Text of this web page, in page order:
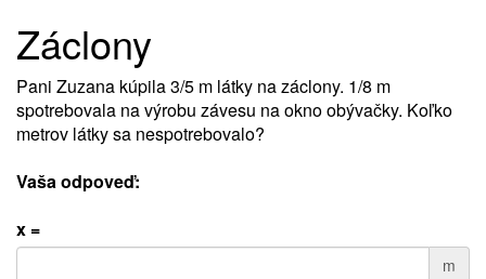
Záclony
Pani Zuzana kúpila 3/5 m látky na záclony. 1/8 m
spotrebovala na výrobu závesu na okno obývačky. Koľko
metrov látky sa nespotrebovalo?
Vaša odpoveď:
x =
m